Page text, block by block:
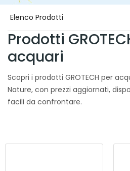
Elenco Prodotti
Prodotti
acquari
Scopri i prodotti GROTECH per
Nature, con prezzi aggiornati,
facili da confrontare.